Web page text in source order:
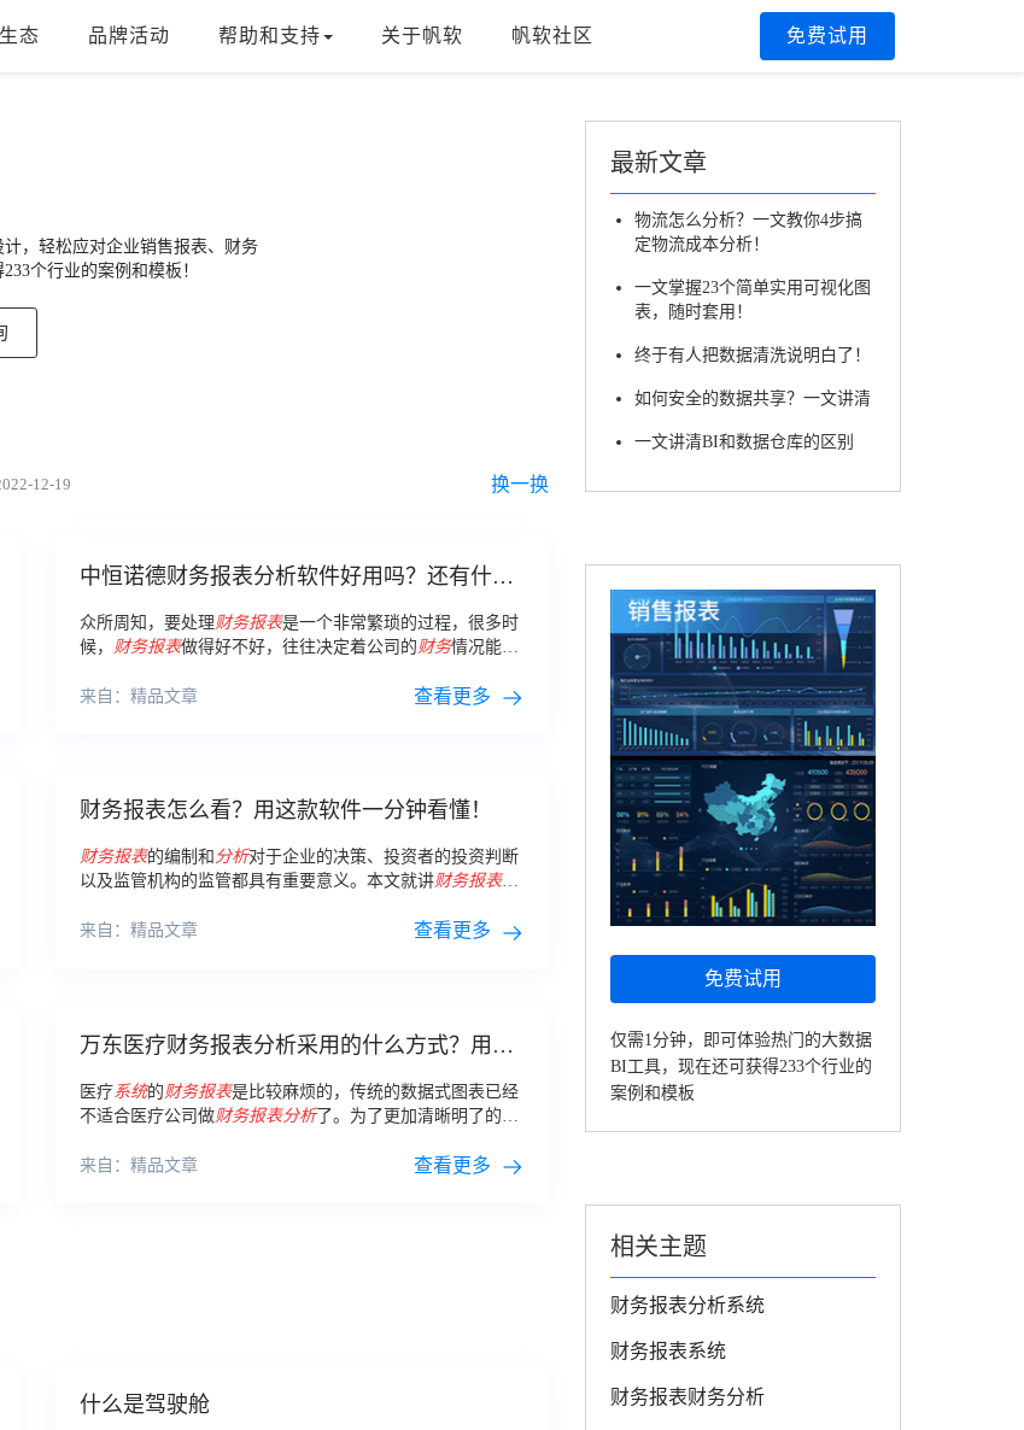
态 品牌活动 帮助和支持 关于帆软 帆软社区 免费试用
，轻松应对企业销售报表、财务
个行业的案例和模板！
12-19 换一换
中恒诺德财务报表分析软件好用吗？还有什么
软件也很好用？
众所周知，要处理财务报表是一个非常繁琐的过程，很多时
候， 财务报表做得好不好，往往决定着公司的财务情况能否
名度比较高的企业
的软件。
来自：精品文章 查看更多
财务报表怎么看？用这款软件一分钟看懂！
财务报表的编制和 分析对于企业的决策、投资者的投资判断
以及监管机构的监管都具有重要意义。本文就讲财务报表包
务报表 包括哪些？
来自：精品文章 查看更多
万东医疗财务报表分析采用的什么方式？用什
医疗系统的 财务报表是比较麻烦的，传统的数据式图表已经
不适合医疗公司做财务报表分析了。为了更加清晰明了的了
更喜欢用可视化图表来表示。
来自：精品文章 查看更多
什么是驾驶舱
最新文章
物流怎么分析？一文教你4步搞
定物流成本分析！
一文掌握23个简单实用可视化图
表，随时套用！
终于有人把数据清洗说明白了！
如何安全的数据共享？一文讲清
一文讲清BI和数据仓库的区别
免费试用
仅需1分钟，即可体验热门的大数据
BI工具，现在还可获得233个行业的
案例和模板
相关主题
财务报表分析系统
财务报表系统
财务报表财务分析